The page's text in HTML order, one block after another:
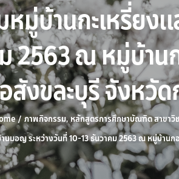
หมู่บ้านกะเหรี่ยง
2563 ณ หมู่บ้าน
สังขละบุรี จังหวั
/ ภาพกิจกรรม,หลักสูตรการศึกษาบัณฑิต สาขาวิ
นมอญ ระหว่างวันที่ 10-13 ธันวาคม 2563 ณ หมู่บ้าน